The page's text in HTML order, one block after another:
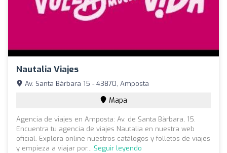
Nautalia Viajes
Av. Santa Bàrbara 15 - 43870, Amposta
Mapa
Agencia de viajes en Amposta: Av. de Santa Bàrbara, 15.
Encuentra tu agencia de viajes Nautalia en nuestra web
oficial. Explora online nuestros catálogos y folletos de viajes
y empieza a viajar por... Seguir leyendo